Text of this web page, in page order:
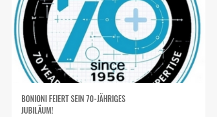
BONIONI FEIERT SEIN 70-JÄHRIGES
JUBILÄUM!